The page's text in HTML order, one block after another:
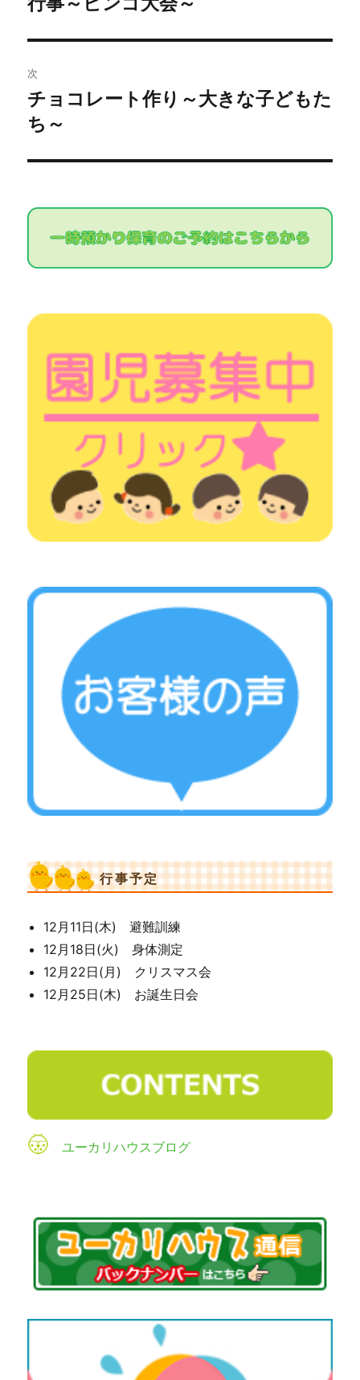
ビ
ゲ
ー
シ
の
投
稿:
次
次
の
稿:
チョコレート作り～大きな子どもた
ち～
行事予定
12月11日(木) 避難訓練
12月18日(火) 身体測定
12月22日(月) クリスマス会
12月25日(木) お誕生日会
ユーカリハウスブログ